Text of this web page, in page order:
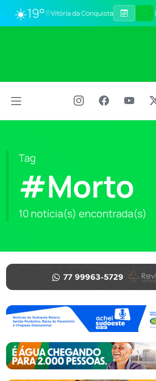
☀️19° Vitória da Conquista
Tag
#Morto
10 notícia(s) encontrada(s)